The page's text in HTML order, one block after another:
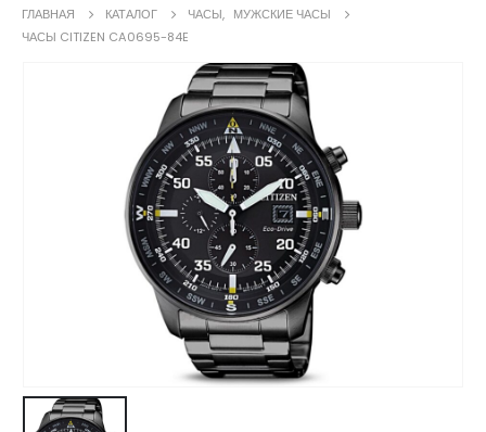
ГЛАВНАЯ КАТАЛОГ ЧАСЫ, МУЖСКИЕ ЧАСЫ
ЧАСЫ CITIZEN CA0695-84E